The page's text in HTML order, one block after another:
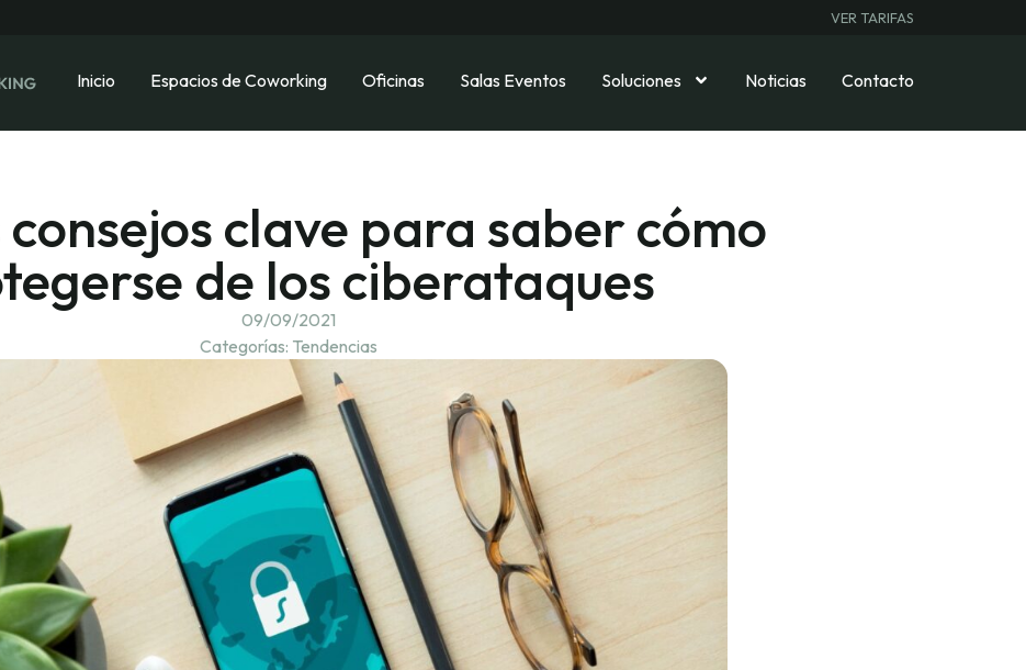
VER TARIFAS
Inicio Espacios de Coworking Oficinas Salas Eventos Soluciones Noticias Contacto
clave para saber cómo
de los ciberataques
09/09/2021
Categorías: Tendencias